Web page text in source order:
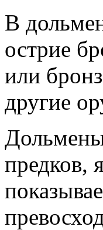
В
острие
или
другие
предков,